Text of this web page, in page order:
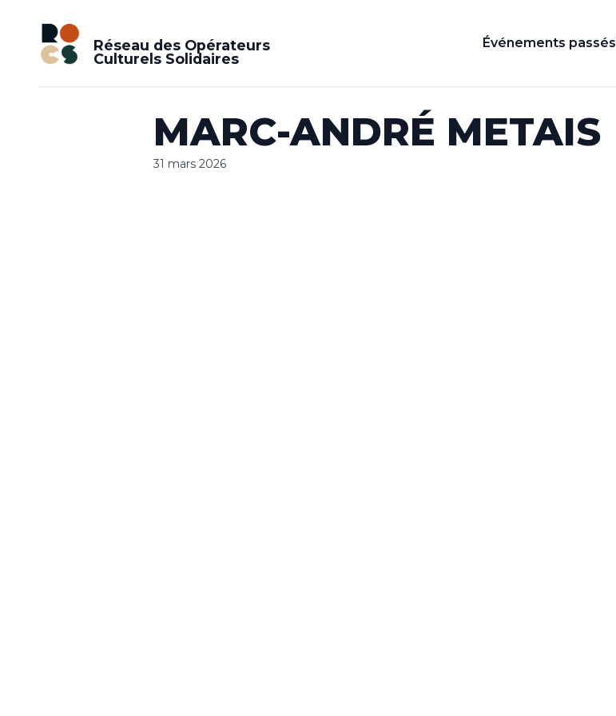
Réseau des Opérateurs
Culturels Solidaires
Événements passés
MARC-ANDRÉ METAIS
31 mars 2026